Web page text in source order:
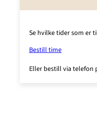
Se hvilke tider som er
Bestill time
Eller bestill via telefon